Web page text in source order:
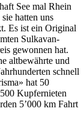
See mal Rhein
hatten uns
Es ist ein Original
Sulkavan-
gewonnen hat.
altbewährte und
schnell
hat 50
Kupfernieten
5’000 km Fahrt